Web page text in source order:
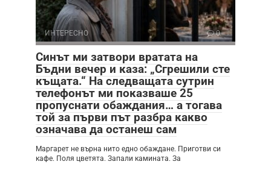
ИНТЕРЕСНО 0
Синът ми затвори вратата на
Бъдни вечер и каза: „Сгрешили сте
къщата.“ На следващата сутрин
телефонът ми показваше 25
пропуснати обаждания… а тогава
той за първи път разбра какво
означава да останеш сам
Маргарет не върна нито едно обаждане. Приготви си
кафе. Поля цветята. Запали камината. За